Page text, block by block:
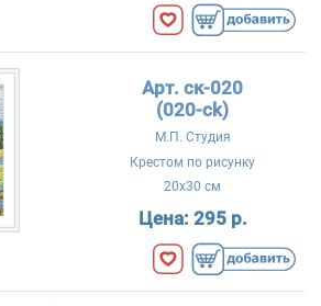
Арт. ск-020
(020-ck)
М.П. Студия
Крестом по рисунку
20x30 см
Цена: 295 р.